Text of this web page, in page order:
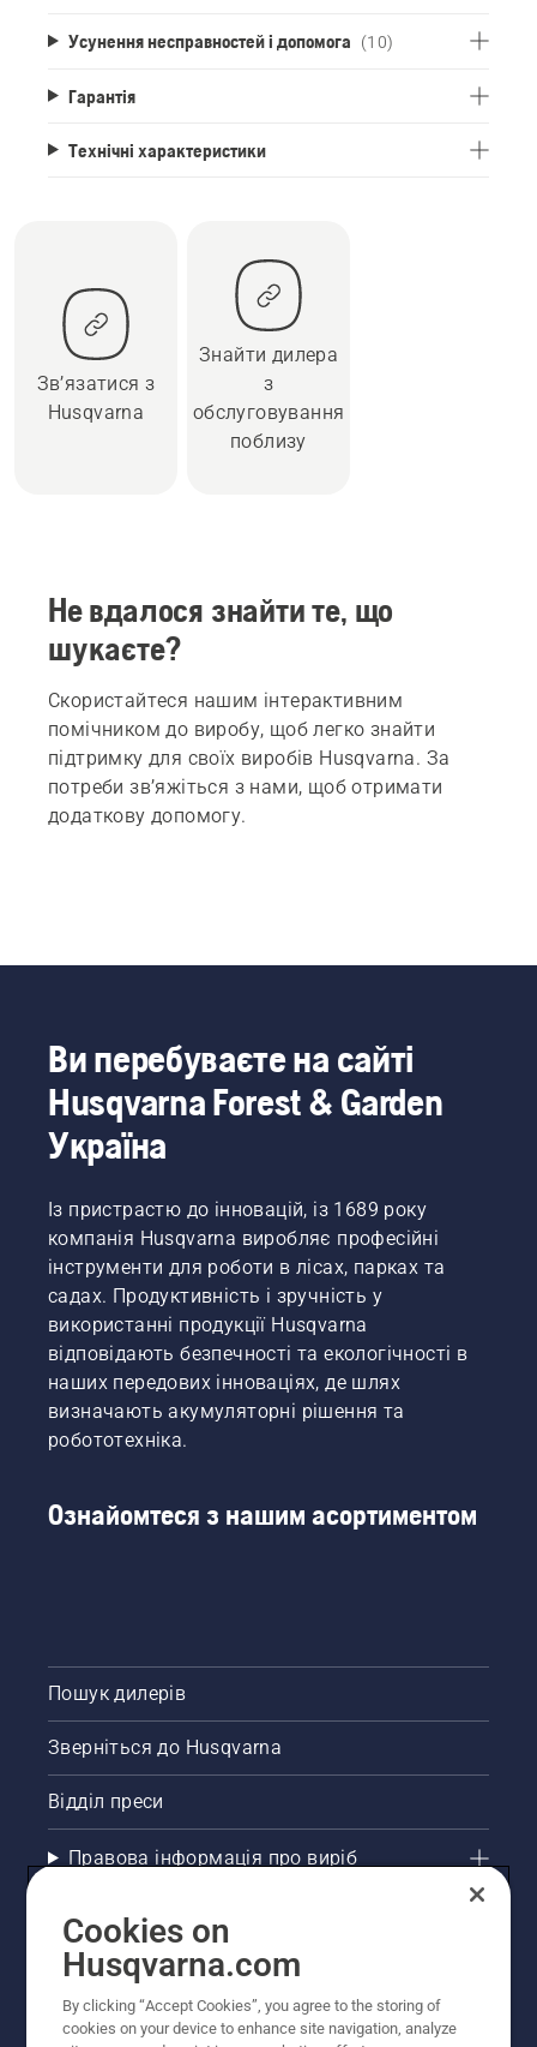
Усунення несправностей і допомога (10)
Гарантія
Технічні характеристики
Зв’язатися з
Husqvarna
Знайти дилера
з
обслуговування
поблизу
Не вдалося знайти те, що
шукаєте?
Скористайтеся нашим інтерактивним
помічником до виробу, щоб легко знайти
підтримку для своїх виробів Husqvarna. За
потреби зв’яжіться з нами, щоб отримати
додаткову допомогу.
Ви перебуваєте на сайті
Husqvarna Forest & Garden
Україна
Із пристрастю до інновацій, із 1689 року
компанія Husqvarna виробляє професійні
інструменти для роботи в лісах, парках та
садах. Продуктивність і зручність у
використанні продукції Husqvarna
відповідають безпечності та екологічності в
наших передових інноваціях, де шлях
визначають акумуляторні рішення та
робототехніка.
Ознайомтеся з нашим асортиментом
Пошук дилерів
Зверніться до Husqvarna
Відділ преси
Правова інформація про виріб
Інші сайти Husqvarna
Рекомендовані інтернет-магазини
Cookies on
Husqvarna.com
By clicking “Accept Cookies”, you agree to the storing of
cookies on your device to enhance site navigation, analyze